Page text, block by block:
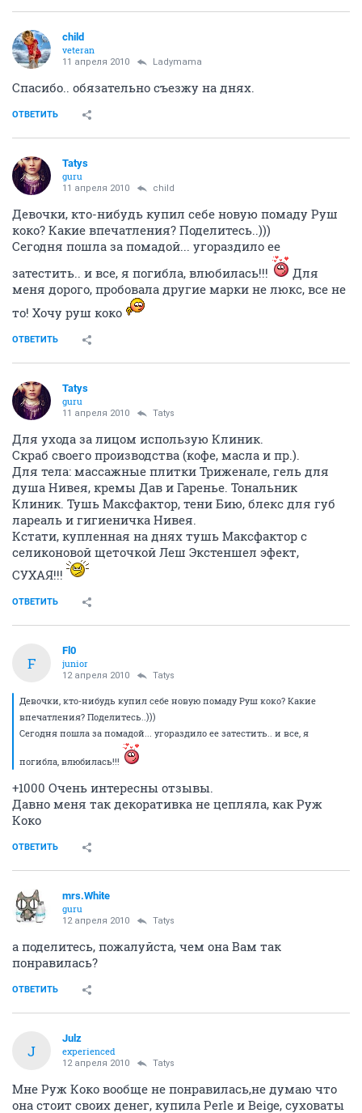
child
veteran
11 апреля 2010 Ladymama
Спасибо.. обязательно съезжу на днях.
ОТВЕТИТЬ
Tatys
guru
11 апреля 2010 child
Девочки, кто-нибудь купил себе новую помаду Руш
коко? Какие впечатления? Поделитесь..)))
Сегодня пошла за помадой... угораздило ее
затестить.. и все, я погибла, влюбилась!!!
Для
меня дорого, пробовала другие марки не люкс, все не
то! Хочу руш коко
ОТВЕТИТЬ
Tatys
guru
11 апреля 2010 Tatys
Для ухода за лицом использую Клиник.
Скраб своего производства (кофе, масла и пр.).
Для тела: массажные плитки Триженале, гель для
душа Нивея, кремы Дав и Гаренье. Тональник
Клиник. Тушь Максфактор, тени Бию, блекс для губ
лареаль и гигиеничка Нивея.
Кстати, купленная на днях тушь Максфактор с
селиконовой щеточкой Леш Экстеншел эфект,
СУХАЯ!!!
ОТВЕТИТЬ
F
Fl0
junior
12 апреля 2010 Tatys
Девочки, кто-нибудь купил себе новую помаду Руш коко? Какие
впечатления? Поделитесь..)))
Сегодня пошла за помадой... угораздило ее затестить.. и все, я
погибла, влюбилась!!!
+1000 Очень интересны отзывы.
Давно меня так декоративка не цепляла, как Руж
Коко
ОТВЕТИТЬ
mrs.White
guru
12 апреля 2010 Tatys
а поделитесь, пожалуйста, чем она Вам так
понравилась?
ОТВЕТИТЬ
J
Julz
experienced
12 апреля 2010 Tatys
Мне Руж Коко вообще не понравилась,не думаю что
она стоит своих денег, купила Perle и Beige, суховаты